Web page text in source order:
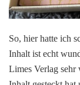
So, hier hatte ich
Inhalt ist echt
Limes Verlag sehr